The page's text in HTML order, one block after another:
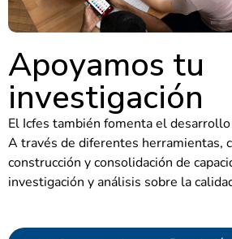
Apoyamos tu
investigación
El Icfes también fomenta el
A través de diferentes herramientas,
construcción y consolidación de
investigación y análisis sobre la